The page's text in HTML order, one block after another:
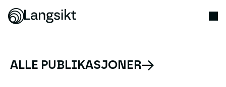
ALLE PUBLIKASJONER